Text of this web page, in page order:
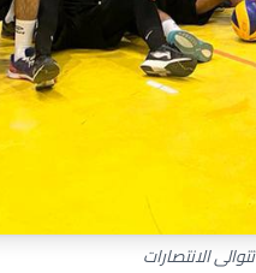
تتوالى الانتصارات